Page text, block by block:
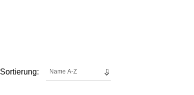
Sortierung: